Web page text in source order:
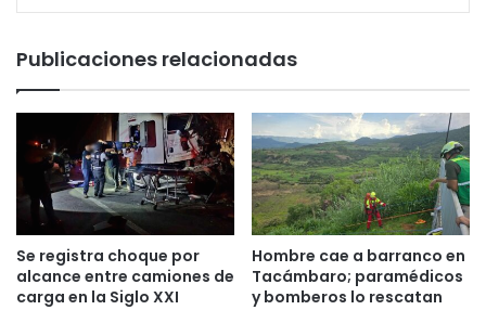
Publicaciones relacionadas
Se registra choque por
alcance entre camiones de
carga en la Siglo XXI
Hombre cae a barranco en
Tacámbaro; paramédicos
y bomberos lo rescatan